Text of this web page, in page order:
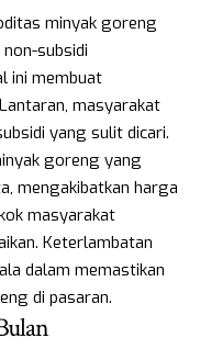
minyak goreng
subsidi
ini membuat
masyarakat
yang sulit dicari.
goreng yang
mengakibatkan harga
masyarakat
Keterlambatan
dalam memastikan
di pasaran.